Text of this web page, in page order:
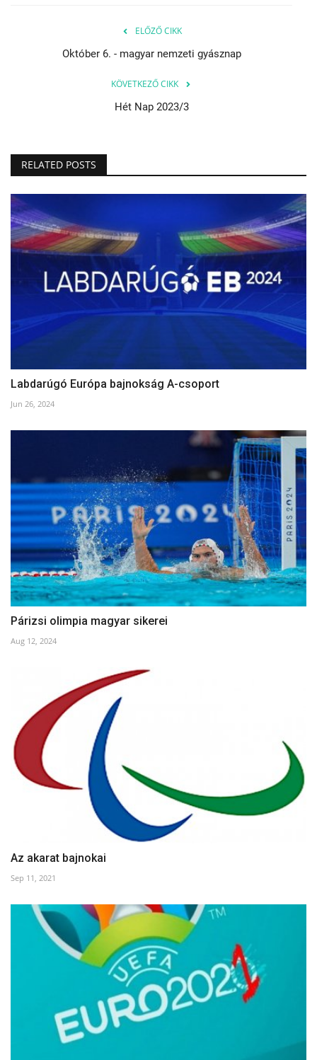
ELŐZŐ CIKK
Október 6. - magyar nemzeti gyásznap
KÖVETKEZŐ CIKK
Hét Nap 2023/3
RELATED POSTS
Labdarúgó Európa bajnokság A-csoport
Jun 26, 2024
Párizsi olimpia magyar sikerei
Aug 12, 2024
Az akarat bajnokai
Sep 11, 2021